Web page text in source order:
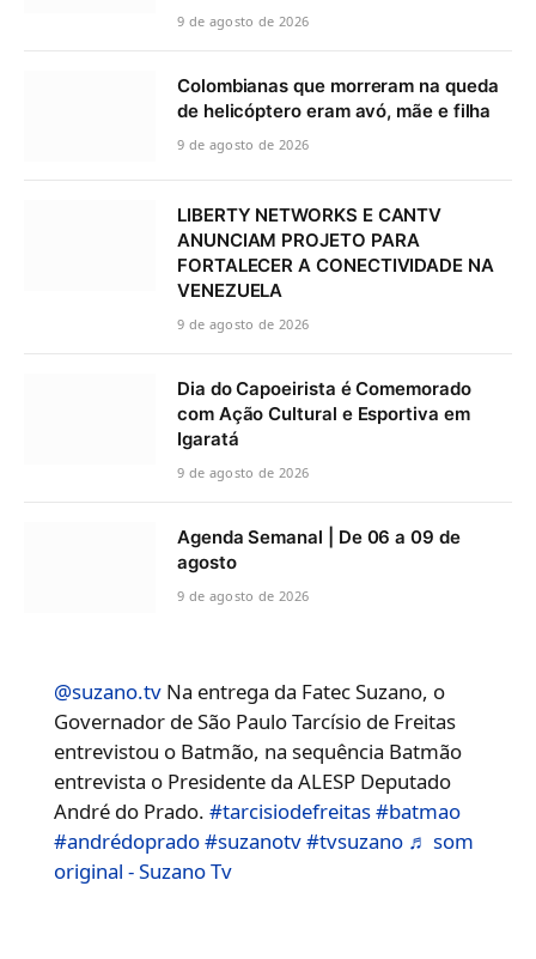
9 de agosto de 2026
Colombianas que morreram na queda
de helicóptero eram avó, mãe e filha
9 de agosto de 2026
LIBERTY NETWORKS E CANTV
ANUNCIAM PROJETO PARA
FORTALECER A CONECTIVIDADE NA
VENEZUELA
9 de agosto de 2026
Dia do Capoeirista é Comemorado
com Ação Cultural e Esportiva em
Igaratá
9 de agosto de 2026
Agenda Semanal | De 06 a 09 de
agosto
9 de agosto de 2026
@suzano.tv Na entrega da Fatec Suzano, o
Governador de São Paulo Tarcísio de Freitas
entrevistou o Batmão, na sequência Batmão
entrevista o Presidente da ALESP Deputado
André do Prado.#tarcisiodefreitas#batmao
#andrédoprado#suzanotv#tvsuzano ♬ som
original - Suzano Tv